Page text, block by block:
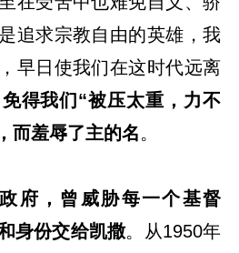
追求宗教自由的英雄，我
早日使我们在这时代远离
免得我们“被压太重，力不
而羞辱了主的名。
府，曾威胁每一个基督
身份交给凯撒。从1950年